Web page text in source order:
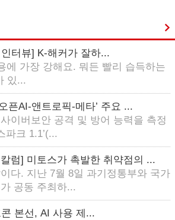
터뷰] K-해커가 잘하...
에 가장 강해요. 뭐든 빨리 습득하는
있...
픈AI-앤트로픽-메타’ 주요 ...
이버보안 공격 및 방어 능력을 측정
파크 1.1’(...
럼] 미토스가 촉발한 취약점의 ...
다. 지난 7월 8일 과기정통부와 국가
공동 주최하...
본선, AI 사용 제...